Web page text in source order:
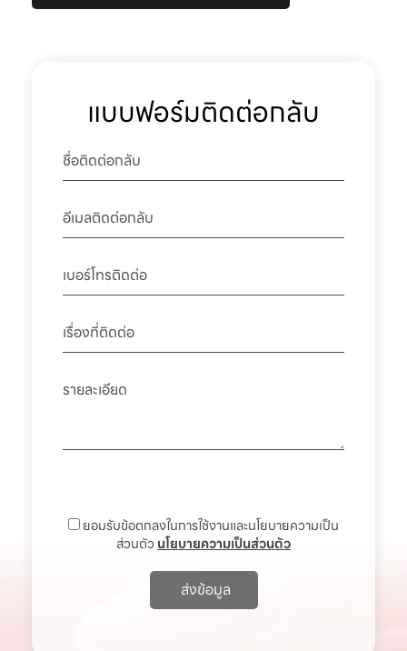
แบบฟอร์มติดต่อกลับ
ยอมรับข้อตกลงในการใช้งานและนโยบายความเป็น
ส่วนตัว นโยบายความเป็นส่วนตัว
ส่งข้อมูล